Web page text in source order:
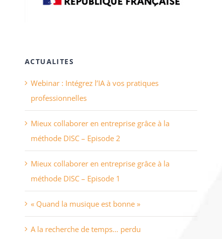
ACTUALITES
Webinar : Intégrez l’IA à vos pratiques
professionnelles
Mieux collaborer en entreprise grâce à la
méthode DISC – Episode 2
Mieux collaborer en entreprise grâce à la
méthode DISC – Episode 1
« Quand la musique est bonne »
A la recherche de temps… perdu